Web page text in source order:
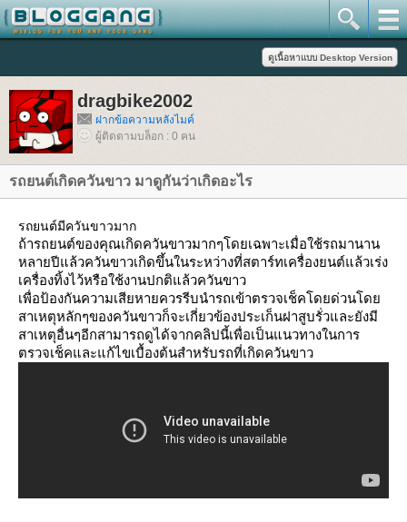
dragbike2002
ฝากข้อความหลังไมค์
ผู้ติดตามบล็อก : 0 คน
รถยนต์เกิดควันขาว มาดูกันว่าเกิดอะไร
รถยนต์มีควันขาวมาก
ถ้ารถยนต์ของคุณเกิดควันขาวมากๆโดยเฉพาะเมื่อใช้รถมานาน
หลายปีแล้วควันขาวเกิดขึ้นในระหว่างที่สตาร์ทเครื่องยนต์แล้วเร่ง
เครื่องทิ้งไว้หรือใช้งานปกติแล้วควันขาว
เพื่อป้องกันความเสียหายควรรีบนำรถเข้าตรวจเช็คโดยด่วนโด
สาเหตุหลักๆของควันขาวก็จะเกี่ยวข้องประเก็นฝาสูบรั่วและยังมี
สาเหตุอื่นๆอีกสามารถดูได้จากคลิปนี้เพื่อเป็นแนวทางในการ
ตรวจเช็คและแก้ไขเบื้องต้นสำหรับรถที่เกิดควันขาว